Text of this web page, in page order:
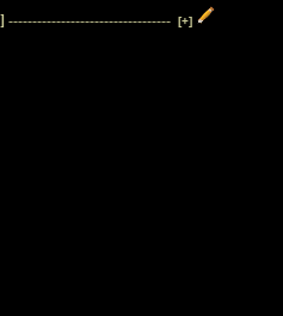
[+]
----------------------------------
[0]